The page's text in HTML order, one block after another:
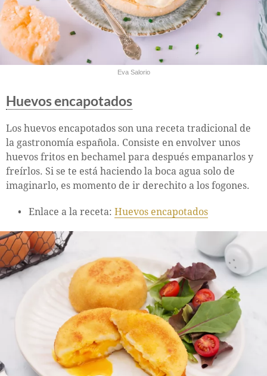
Eva Salorio
Huevos encapotados
Los huevos encapotados son una receta tradicional de
la gastronomía española. Consiste en envolver unos
huevos fritos en bechamel para después empanarlos y
freírlos. Si se te está haciendo la boca agua solo de
imaginarlo, es momento de ir derechito a los fogones.
Enlace a la receta: Huevos encapotados